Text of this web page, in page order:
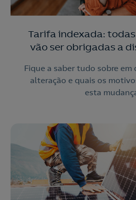
Tarifa indexada:
vão ser obrigadas a
Fique a saber tudo sobre em
alteração e quais os
esta